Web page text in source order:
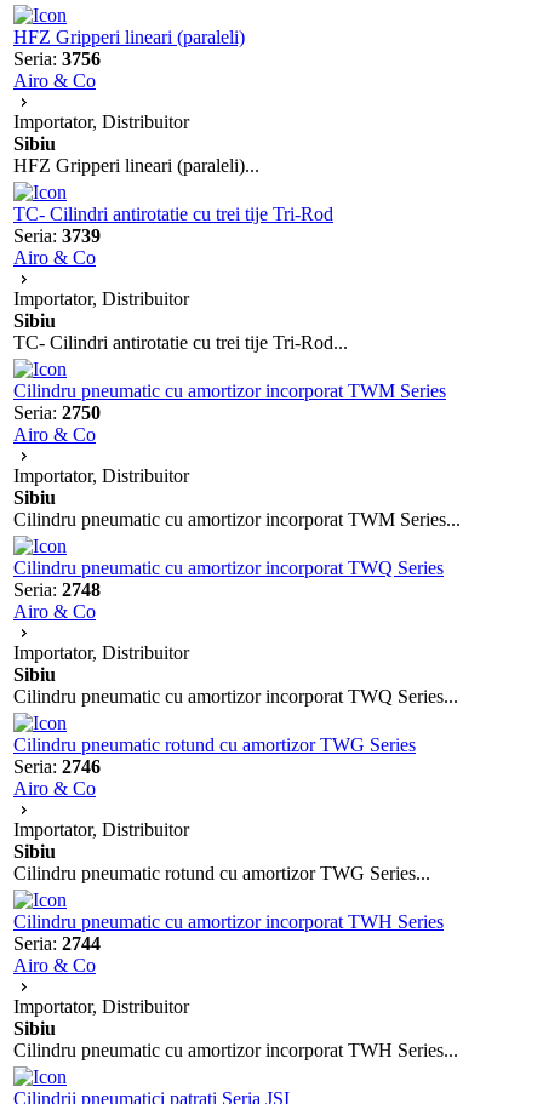
HFZ Gripperi lineari (paraleli)
Seria: 3756
Airo & Co
Importator, Distribuitor
Sibiu
HFZ Gripperi lineari (paraleli)...
TC- Cilindri antirotatie cu trei tije Tri-Rod
Seria: 3739
Airo & Co
Importator, Distribuitor
Sibiu
TC- Cilindri antirotatie cu trei tije Tri-Rod...
Cilindru pneumatic cu amortizor incorporat TWM Series
Seria: 2750
Airo & Co
Importator, Distribuitor
Sibiu
Cilindru pneumatic cu amortizor incorporat TWM Series...
Cilindru pneumatic cu amortizor incorporat TWQ Series
Seria: 2748
Airo & Co
Importator, Distribuitor
Sibiu
Cilindru pneumatic cu amortizor incorporat TWQ Series...
Cilindru pneumatic rotund cu amortizor TWG Series
Seria: 2746
Airo & Co
Importator, Distribuitor
Sibiu
Cilindru pneumatic rotund cu amortizor TWG Series...
Cilindru pneumatic cu amortizor incorporat TWH Series
Seria: 2744
Airo & Co
Importator, Distribuitor
Sibiu
Cilindru pneumatic cu amortizor incorporat TWH Series...
Cilindrii pneumatici patrati Seria JSI